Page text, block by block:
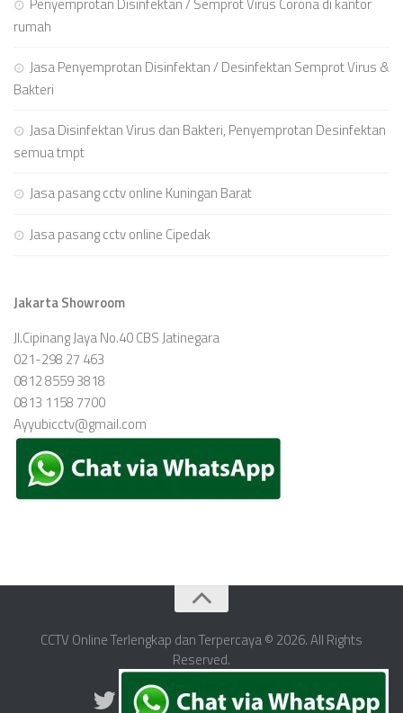
Penyemprotan Disinfektan / Semprot Virus Corona di kantor
rumah
Jasa Penyemprotan Disinfektan / Desinfektan Semprot Virus &
Bakteri
Jasa Disinfektan Virus dan Bakteri, Penyemprotan Desinfektan
semua tmpt
Jasa pasang cctv online Kuningan Barat
Jasa pasang cctv online Cipedak
Jakarta Showroom
Jl.Cipinang Jaya No.40 CBS Jatinegara
021-298 27 463
0812 8559 3818
0813 1158 7700
Ayyubicctv@gmail.com
CCTV Online Terlengkap dan Terpercaya © 2026. All Rights
Reserved.